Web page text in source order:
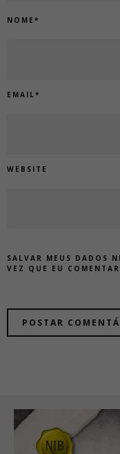
NOME *
EMAIL*
WEBSITE
SALVAR MEUS DADOS
VEZ QUE EU